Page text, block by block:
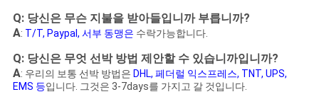
Q: 당신은 무슨 지불을 받아들입니까 부릅니까?
A: T/T, Paypal, 서부 동맹은 수락가능합니다.
Q: 당신은 무엇 선박 방법 제안할 수 있습니까입니까?
A: 우리의 보통 선박 방법은 DHL, 페더럴 익스프레스, TNT, UPS,
EMS 등입니다. 그것은 3-7days를 가지고 갈 것입니다.